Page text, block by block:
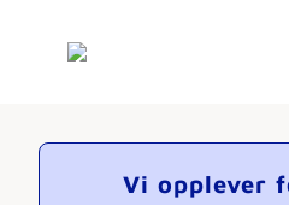
Vi opplever